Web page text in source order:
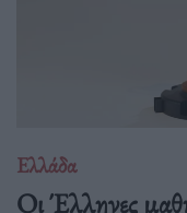
Ελλάδα
Οι Έλληνες